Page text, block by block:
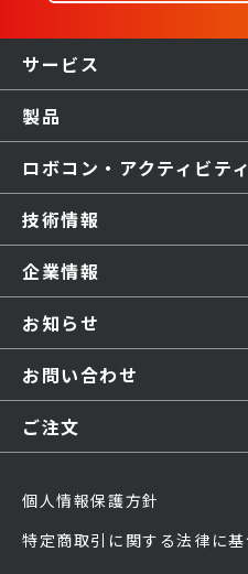
サービス
製品
ロボコン・アクティビティ
技術情報
企業情報
お知らせ
お問い合わせ
ご注文
個人情報保護方針
特定商取引に関する法律に